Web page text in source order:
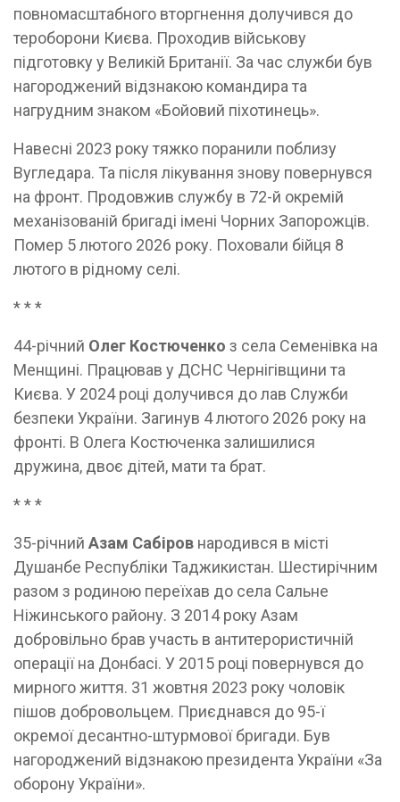
повномасштабного вторгнення долучився до
тероборони Києва. Проходив військову
підготовку у Великій Британії. За час служби був
нагороджений відзнакою командира та
нагрудним знаком «Бойовий піхотинець».
Навесні 2023 року тяжко поранили поблизу
Вугледара. Та після лікування знову повернувся
на фронт. Продовжив службу в 72-й окремій
механізованій бригаді імені Чорних Запорожців.
Помер 5 лютого 2026 року. Поховали бійця 8
лютого в рідному селі.
* * *
44-річний Олег Костюченко з села Семенівка на
Менщині. Працював у ДСНС Чернігівщини та
Києва. У 2024 році долучився до лав Служби
безпеки України. Загинув 4 лютого 2026 року на
фронті. В Олега Костюченка залишилися
дружина, двоє дітей, мати та брат.
* * *
35-річний Азам Сабіров народився в місті
Душанбе Республіки Таджикистан. Шестирічним
разом з родиною переїхав до села Сальне
Ніжинського району. З 2014 року Азам
добровільно брав участь в антитерористичній
операції на Донбасі. У 2015 році повернувся до
мирного життя. 31 жовтня 2023 року чоловік
пішов добровольцем. Приєднався до 95-ї
окремої десантно-штурмової бригади. Був
нагороджений відзнакою президента України «За
оборону України».